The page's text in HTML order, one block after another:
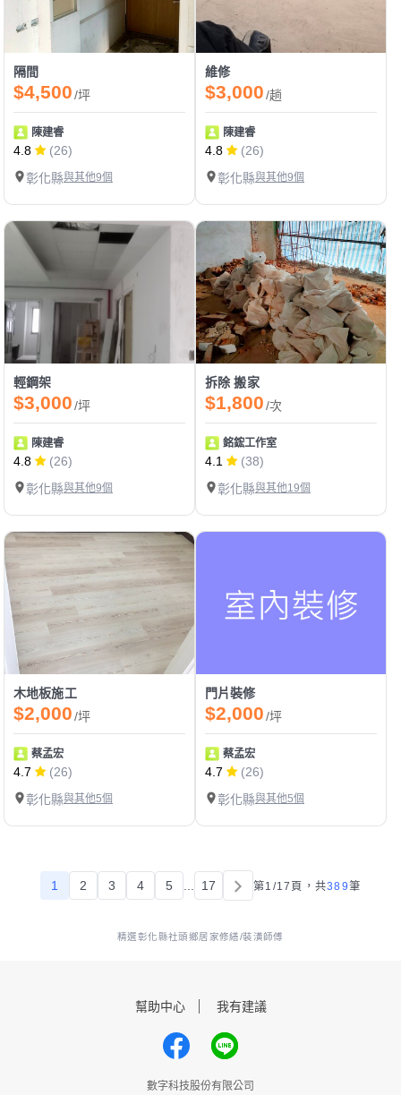
隔間
$4,500/坪
陳建睿
4.8
(26)
彰化縣與其他9個
維修
$3,000/趟
陳建睿
4.8
(26)
彰化縣與其他9個
輕鋼架
$3,000/坪
陳建睿
4.8
(26)
彰化縣與其他9個
拆除 搬家
$1,800/次
銘鋐工作室
4.1
(38)
彰化縣與其他19個
木地板施工
$2,000/坪
蔡孟宏
4.7
(26)
彰化縣與其他5個
門片裝修
$2,000/坪
蔡孟宏
4.7
(26)
彰化縣與其他5個
1 2 3 4 5 17 第1/17頁， 共389筆
精選彰化縣社頭鄉居家修繕/裝潢師傅
幫助中心 我有建議
數字科技股份有限公司